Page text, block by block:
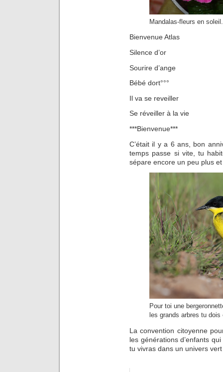
Mandalas-fleurs en soleil.
Bienvenue Atlas
Silence d’or
Sourire d’ange
Bébé dort°°°
Il va se reveiller
Se réveiller à la vie
***Bienvenue***
C’était il y a 6 ans, bon
temps passe si vite, tu
sépare encore un peu plus
Pour toi une
les grands arbres tu dois
La convention citoyenne
les générations d’enfants
tu vivras dans un univers